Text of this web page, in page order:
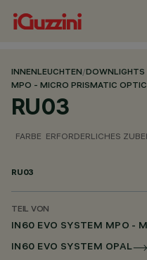
INNENLEUCHTEN/DOWNLIGHTS
MPO - MICRO PRISMATIC OPTIC
RU03
FARBE ERFORDERLICHES
RU03
TEIL VON
IN60 EVO SYSTEM MPO -
IN60 EVO SYSTEM OPAL